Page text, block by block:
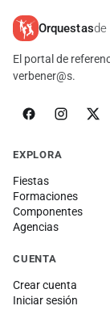
Orquestasde
El portal de
verbener@s.
EXPLORA
Fiestas
Formaciones
Componentes
Agencias
CUENTA
Crear cuenta
Iniciar sesión